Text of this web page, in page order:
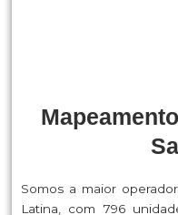
Somos a maior
Latina, com 796